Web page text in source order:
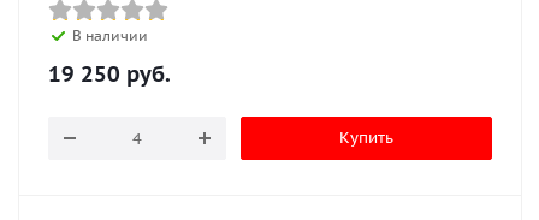
В наличии
19 250 руб.
Купить